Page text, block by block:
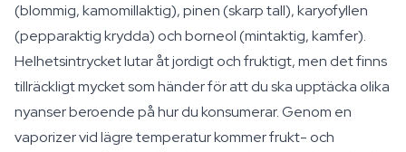
(blommig, kamomillaktig), pinen (skarp tall), karyofyllen
(pepparaktig krydda) och borneol (mintaktig, kamfer).
Helhetsintrycket lutar åt jordigt och fruktigt, men det finns
tillräckligt mycket som händer för att du ska upptäcka olika
nyanser beroende på hur du konsumerar. Genom en
vaporizer vid lägre temperatur kommer frukt- och